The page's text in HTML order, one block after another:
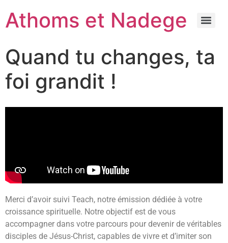
Athoms et Nadege
Quand tu changes, ta
foi grandit !
Merci d’avoir suivi Teach, notre émission dédiée à votre
croissance spirituelle. Notre objectif est de vous
accompagner dans votre parcours pour devenir de véritables
disciples de Jésus-Christ, capables de vivre et d’imiter son